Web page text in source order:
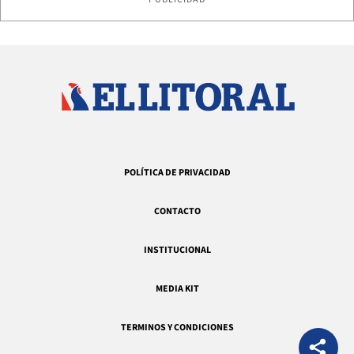
POLÍTICA DE PRIVACIDAD
CONTACTO
INSTITUCIONAL
MEDIA KIT
TERMINOS Y CONDICIONES